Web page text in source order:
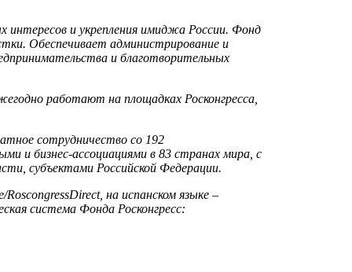
интересов и укрепления имиджа России. Фонд
Обеспечивает администрирование и
и благотворительных
работают на площадках Росконгресса,
сотрудничество со 192
и бизнес-ассоциациями в 83 странах мира, с
субъектами Российской Федерации.
на испанском языке –
система Фонда Росконгресс: